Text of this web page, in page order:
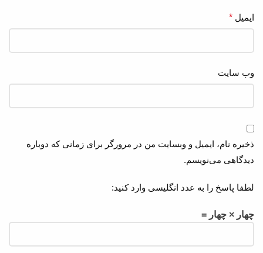
ایمیل *
وب‌ سایت
ذخیره نام، ایمیل و وبسایت من در مرورگر برای زمانی که دوباره
دیدگاهی می‌نویسم.
لطفا پاسخ را به عدد انگلیسی وارد کنید:
چهار × چهار =